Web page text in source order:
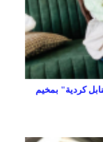
كردية" بمخيم